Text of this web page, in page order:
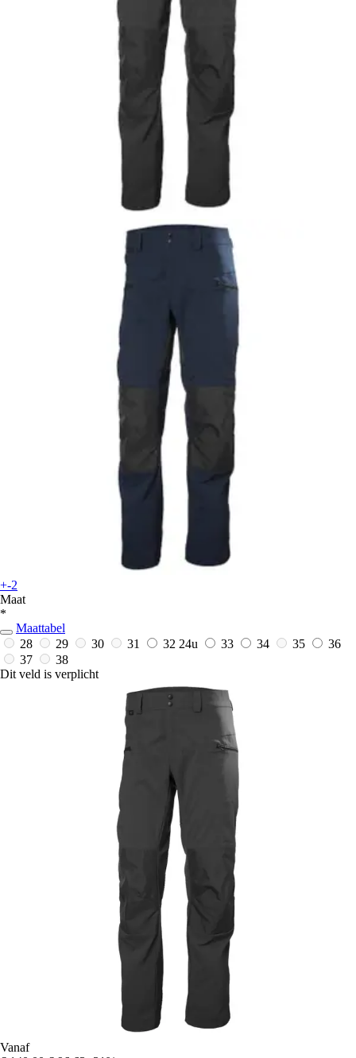
+-2
Maat
*
Maattabel
28
29 30 31 32 24u 33 34 35
36
37
38
Dit veld is verplicht
Vanaf